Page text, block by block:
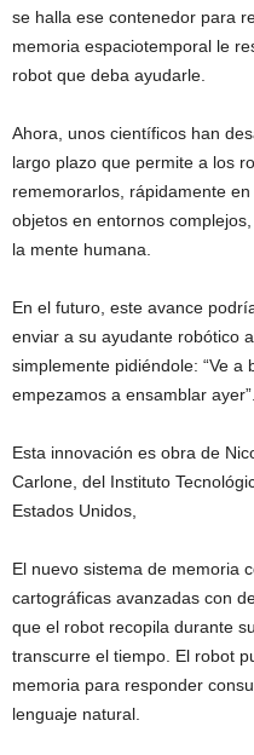
se halla ese contenedor para
memoria espaciotemporal le
robot que deba ayudarle.
Ahora, unos científicos han
largo plazo que permite a los
rememorarlos, rápidamente
objetos en entornos
la mente humana.
En el futuro, este avance
enviar a su ayudante robótico
simplemente pidiéndole: “Ve a
empezamos a ensamblar ayer”.
Esta innovación es obra de
Carlone, del Instituto
Estados Unidos,
El nuevo sistema de memoria
cartográficas avanzadas con
que el robot recopila durante
transcurre el tiempo. El robot
memoria para responder
lenguaje natural.